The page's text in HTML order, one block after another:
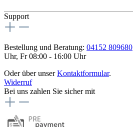
Support
Bestellung und Beratung: 04152 809680
Uhr, Fr 08:00 - 16:00 Uhr
Oder über unserKontaktformular.
Widerruf
Bei uns zahlen Sie sicher mit